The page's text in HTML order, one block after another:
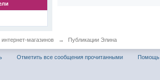
магазинов → Публикации Элина
Отметить все сообщения прочитанными Помощь